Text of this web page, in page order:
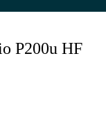
P200u HF